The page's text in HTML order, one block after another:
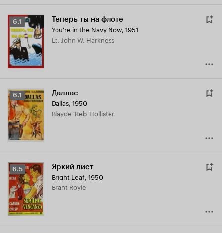
Рейтинг
Кинопоиска
6.1
6.1 Теперь ты на флоте
You're in the Navy Now, 1951
Lt. John W. Harkness
Рейтинг
Кинопоиска
6.1
6.1 Даллас
Dallas, 1950
Blayde 'Reb' Hollister
Рейтинг
Кинопоиска
6.5
6.5 Яркий лист
Bright Leaf, 1950
Brant Royle